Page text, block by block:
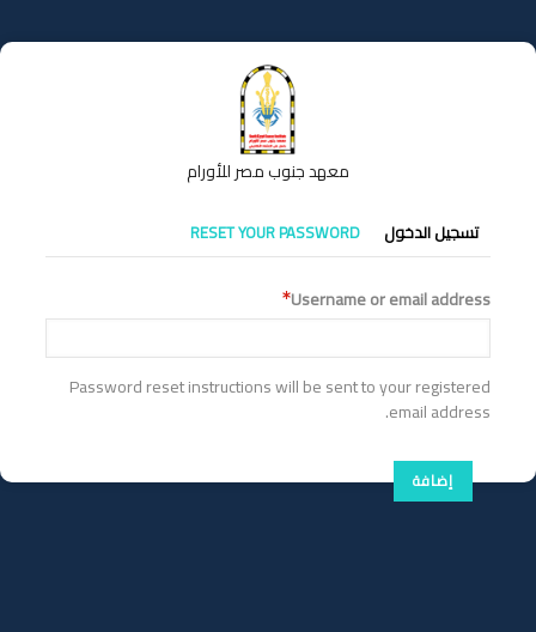
إلى
المحتوى
معهد جنوب مصر للأورام
التبويبات
الأساسية
تسجيل الدخول RESET YOUR PASSWORD
Username or email address
Password reset instructions will be sent to your registered
email address.